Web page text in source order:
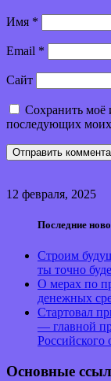
Имя *
Email *
Сайт
Сохранить моё
последующих
12 февраля, 2025
Последние
Строим
ты точно
О мерах по
денежных
Стартовал
— главной
Российского
Основные